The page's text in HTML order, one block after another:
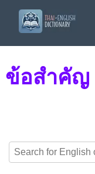
ข้อสำคัญ